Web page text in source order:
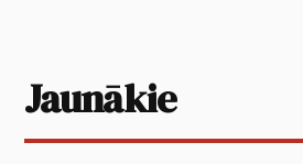
Jaunākie